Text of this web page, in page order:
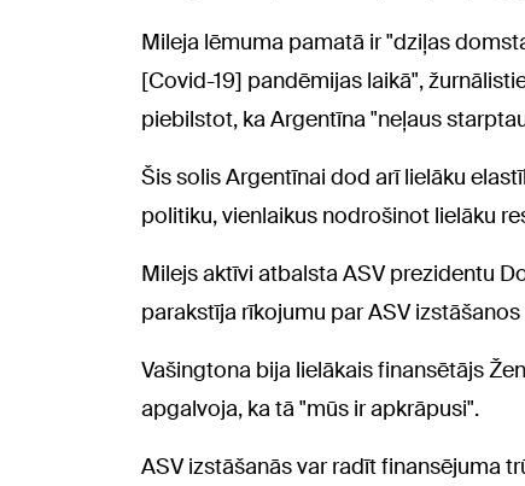
Mileja lēmuma pamatā ir "dziļas
[Covid-19] pandēmijas laikā",
piebilstot, ka Argentīna "neļaus
Šis solis Argentīnai dod arī lielāku
politiku, vienlaikus nodrošinot lielāku
Milejs aktīvi atbalsta ASV prezidentu
parakstīja rīkojumu par ASV izstāšanos
Vašingtona bija lielākais finansētājs
apgalvoja, ka tā "mūs ir apkrāpusi".
ASV izstāšanās var radīt finansējuma